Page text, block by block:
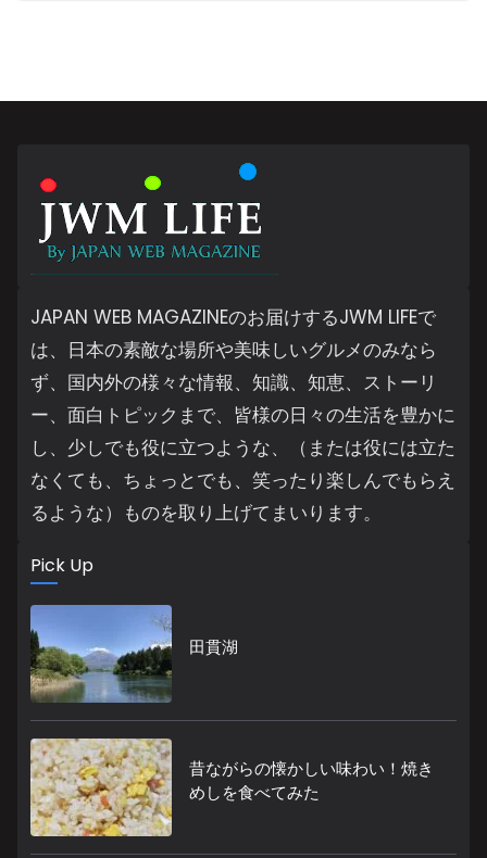
JAPAN WEB MAGAZINEのお届けするJWM LIFEで
は、日本の素敵な場所や美味しいグルメのみなら
ず、国内外の様々な情報、知識、知恵、ストーリ
ー、面白トピックまで、皆様の日々の生活を豊かに
し、少しでも役に立つような、（または役には立た
なくても、ちょっとでも、笑ったり楽しんでもらえ
るような）ものを取り上げてまいります。
Pick Up
田貫湖
昔ながらの懐かしい味わい！焼き
めしを食べてみた